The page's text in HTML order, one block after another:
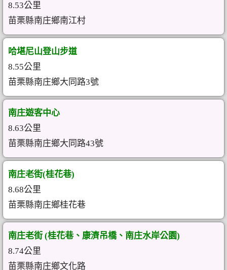
8.53公里
苗栗縣南庄鄉南江村
哈堪尼山登山步道
8.55公里
苗栗縣南庄鄉大同路3號
南庄遊客中心
8.63公里
苗栗縣南庄鄉大同路43號
南庄老街(桂花巷)
8.68公里
苗栗縣南庄鄉桂花巷
南庄老街 (桂花巷、康濟吊橋、南庄水岸公園)
8.74公里
苗栗縣南庄鄉文化路